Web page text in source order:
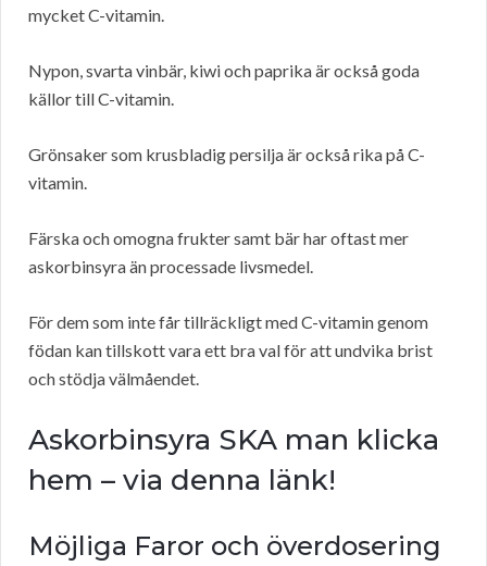
mycket C-vitamin.
Nypon, svarta vinbär, kiwi och paprika är också goda
källor till C-vitamin.
Grönsaker som krusbladig persilja är också rika på C-
vitamin.
Färska och omogna frukter samt bär har oftast mer
askorbinsyra än processade livsmedel.
För dem som inte får tillräckligt med C-vitamin genom
födan kan tillskott vara ett bra val för att undvika brist
och stödja välmåendet.
Askorbinsyra SKA man klicka
hem – via denna länk!
Möjliga Faror och överdosering